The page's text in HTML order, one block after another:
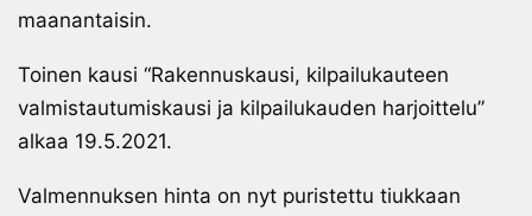
maanantaisin.
Toinen kausi “Rakennuskausi, kilpailukauteen
valmistautumiskausi ja kilpailukauden harjoittelu”
alkaa 19.5.2021.
Valmennuksen hinta on nyt puristettu tiukkaan